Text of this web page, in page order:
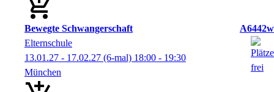
Bewegte Schwangerschaft
A6442w
Elternschule
13.01.27 - 17.02.27 (6-mal) 18:00 - 19:30
München